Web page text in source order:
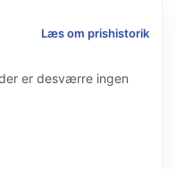
Læs om prishistorik
er desværre ingen